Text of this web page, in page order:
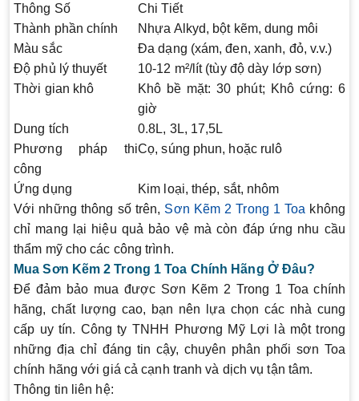
Thông Số
Chi Tiết
Thành phần chính
Nhựa Alkyd, bột kẽm, dung môi
Màu sắc
Đa dạng (xám, đen, xanh, đỏ, v.v.)
Độ phủ lý thuyết
10-12 m²/lít (tùy độ dày lớp sơn)
Thời gian khô
Khô bề mặt: 30 phút; Khô cứng: 6
giờ
Dung tích
0.8L, 3L, 17,5L
Phương pháp thi
công
Cọ, súng phun, hoặc rulô
Ứng dụng
Kim loại, thép, sắt, nhôm
Với những thông số trên, Sơn Kẽm 2 Trong 1 Toa không
chỉ mang lại hiệu quả bảo vệ mà còn đáp ứng nhu cầu
thẩm mỹ cho các công trình.
Mua Sơn Kẽm 2 Trong 1 Toa Chính Hãng Ở Đâu?
Để đảm bảo mua được Sơn Kẽm 2 Trong 1 Toa chính
hãng, chất lượng cao, bạn nên lựa chọn các nhà cung
cấp uy tín. Công ty TNHH Phương Mỹ Lợi là một trong
những địa chỉ đáng tin cậy, chuyên phân phối sơn Toa
chính hãng với giá cả cạnh tranh và dịch vụ tận tâm.
Thông tin liên hệ: